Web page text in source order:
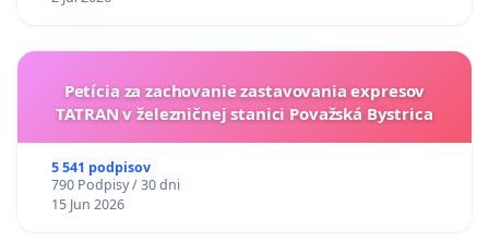
Petícia za zachovanie zastavovania expresov
TATRAN v železničnej stanici Považská Bystrica
5 541 podpisov
790 Podpisy / 30 dni
15 Jun 2026